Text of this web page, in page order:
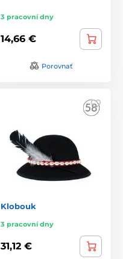
3 pracovní dny
14,66 €
Porovnať
Klobouk
3 pracovní dny
31,12 €